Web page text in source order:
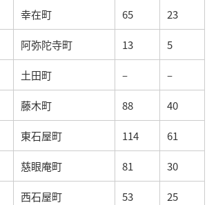
幸在町 65 23
阿弥陀寺町 13 5
土田町 – –
藤木町 88 40
東石屋町 114 61
慈眼庵町 81 30
西石屋町 53 25